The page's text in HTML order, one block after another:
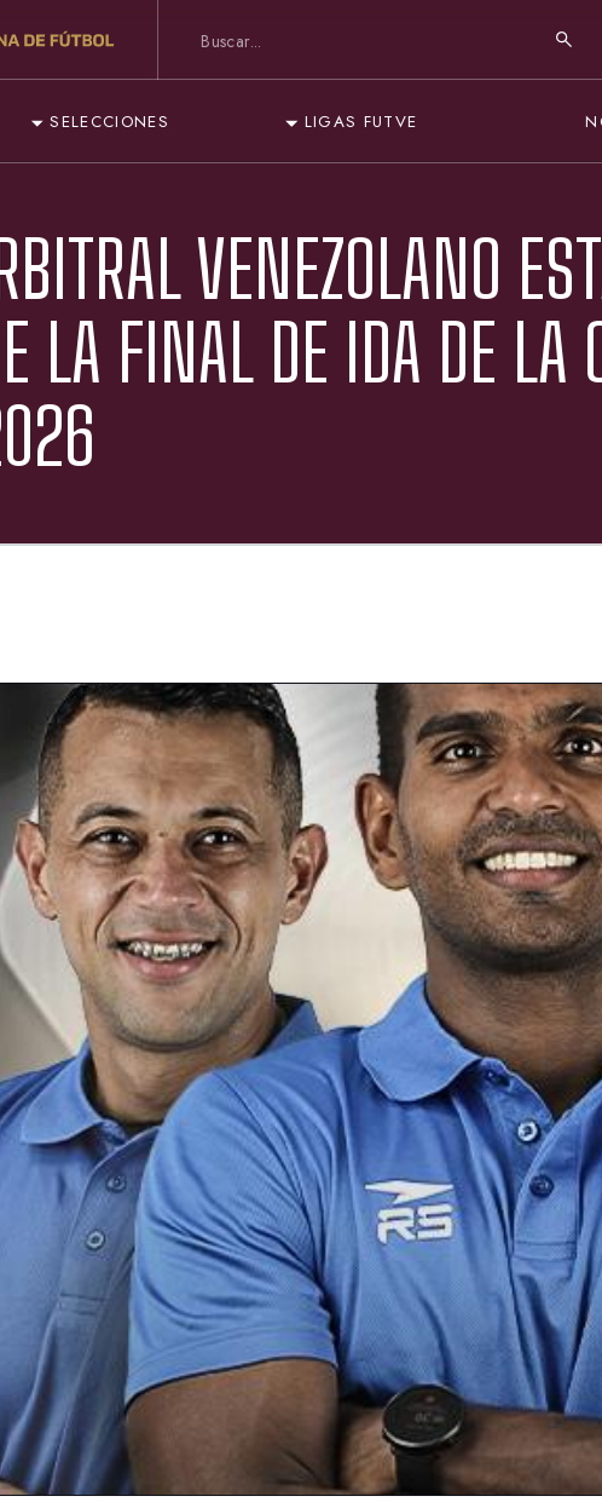
SELECCIONES LIGAS FUTVE
VENEZOLANO
LA FINAL DE IDA DE LA